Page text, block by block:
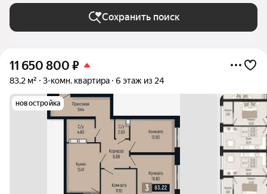
Сохранить поиск
11 650 800 ₽
83,2 м² 3-комн. квартира 6 этаж из 24
новостройка